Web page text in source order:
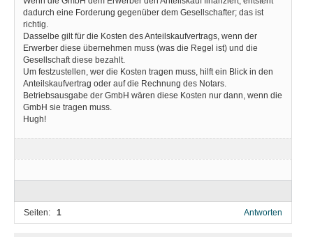
dadurch eine Forderung gegenüber dem Gesellschafter; das ist
richtig.
Dasselbe gilt für die Kosten des Anteilskaufvertrags, wenn der
Erwerber diese übernehmen muss (was die Regel ist) und die
Gesellschaft diese bezahlt.
Um festzustellen, wer die Kosten tragen muss, hilft ein Blick in den
Anteilskaufvertrag oder auf die Rechnung des Notars.
Betriebsausgabe der GmbH wären diese Kosten nur dann, wenn die
GmbH sie tragen muss.
Hugh!
Seiten: 1 Antworten